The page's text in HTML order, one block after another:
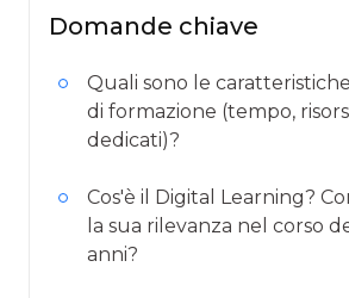
Domande chiave
Quali sono le
di formazione (tempo,
dedicati)?
Cos'è il Digital Learning?
la sua rilevanza nel corso
anni?